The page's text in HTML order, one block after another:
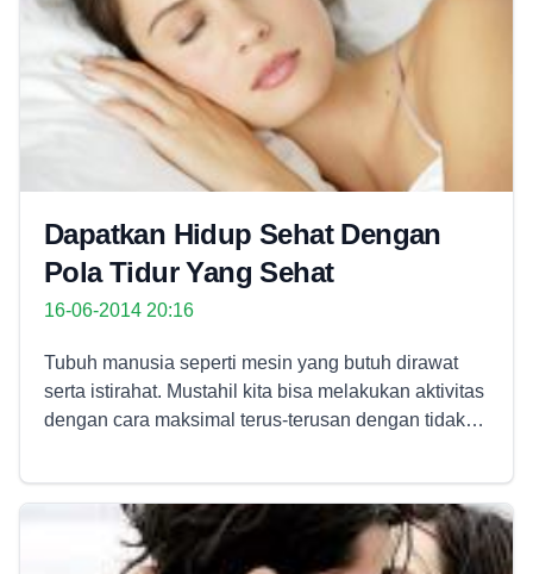
Dapatkan Hidup Sehat Dengan
Pola Tidur Yang Sehat
16-06-2014 20:16
Tubuh manusia seperti mesin yang butuh dirawat serta istirahat. Mustahil kita bisa melakukan aktivitas dengan cara maksimal terus-terusan dengan tidak terdapatnya waktu istirahat. Istirahat yang disebut di sini ialah tak sebatas berhenti melakukan aktivitas tetapi, yang terkait lebih jauh dengan sistem metabolisme untuk tubuh yakni tidur. Sepanjang kita tidur, tubuh menukar beberapa sel yang rusak dengan yang baru sesudah melakukan aktivitas seharian. Malam hari ialah saat paling baik untuk tidur. Saat kita bangun dalam keadaan segar-bugar serta tak mengantuk di siang hari, berarti kita telah tidur dengan sehat. Rutinitas tidur yang baik bakal menjanjikan tidur yang nyaman. Lakukan untuk tidur diwaktu-waktu yang sama. Karena Anda sudah men-set jam biologis untuk beristirahat. Semenjak sudah biasa, kantuk akan tiba dengan sendirinya pada jam-jam itu. Pakai Jam Alarm atau Jam Weker semacam alat Pengingat Jam Tidur Anda serta bukan hanya semacam alat penunjuk waktu yang anda pakai untuk bangunkan Anda dari tidur. Â Baca juga :Â Waspadai Kanker Usus Mengincar Anda Faedah Tidur Untuk Kesehatan : 1. Meregenerasi sel-sel Tidur ialah saat untuk tubuh untuk melakukan perbaikan rusaknya sel â€“ sel tubuh disebabkan stres, cahaya ultra violet, serta paparan-paparan beresiko yang lain. Beberapa sel dalam tubuh menghasilkan protein lebih banyak saat tidur. Protein ini bermanfaat untuk melakukan perbaikan kerusakaan-kerusakan tadi. 2. Tidur bisa mencegah kanker Orang yang bekerja malam bakal lebih berikiso terkena kanker payudara serta kanker usus besar. Sejumlah peneliti berkeyakinan bahwasanya kaitan ini dikarenakan perbedaan melatonin pada orang yang terpapar sinar saat malam hari. Paparan sinar kurangi kandungan Hormon Melatonin, yakni satu diantara hormon kekebalan tubuh yang berperan dapat memerangi serta mencegah beragam penyakit terhitung kanker payudara serta kanker prostat. Yakinkan supaya kamar Anda gelap waktu tidur lantaran menolong tubuh Anda menghasilkan melatonin. 3. Tubuh Beristirahat Dalam tidur sangat mungkin tubuh untuk beristirahat dari kelelahan disebabkan kerja seharian, tidur dapat juga bikin hormon perkembangan jadi lebih lancar serta kekebalan tubuh melawan penyakit jadi lebih meningkat dan kekuatan fisik serta konsentrasipun jadi tambah. 4. Tidur bisa kurangi stres Saat tubuh Anda kurang tidur, serta hal semacam itu bakal memancing stres. Manfaat tubuh bakal ada pada keadaan amat waspada yang bakal menyebabkan kenaikan tensi darah serta pelepasan hormon stres. Tensi darah yang tinggi bakal menambah kemungkinan terkena serangan jantung serta stroke. Tidak disangkal lagi, saat anda tidur maka beberapa masalah yang anda pikirkan sesaat menghilang. Sedang orang yang menderita insomnia menghasilkan hormon stres yang lebih tinggi dibanding mereka yang tidak insomnia. Â Baca juga :Â Inilah Cara Alami Agar Anda Awet Muda 5. Tidur bisa kurangi peradangan Penambahan hormon stres bakal menambah tingkat peradangan pada tubuh Anda, akan membuat resiko yang semakin besar pada kanker serta diabetes. Peradangan dilihat semacam satu diantara pemicu keadaan tubuh terlihat cepat tua. Oleh karenanya, orang yang kurang tidur bakal lebih cepat terlihat tua. 6. Menambah daya ingat Jika anda terasa kesusahan untuk berkonsentrasi di tempat kerja, maka kemungkinan anda kurang tidur saat malam hari. Kurang tidur kerap mengakibatkan persoalan memori pada satu fakta atau peristiwa yang dihadapi maupun dalam suatu pembicaraan. Satu diantara faedah paling besar dari tidur adalah sangat mungkin otak mempunyai daya pikir tambah baik dalam terima satu hal atau pengetahuan baru dan menambah efisiensi daya kerja otak. 7. Tidur bisa kurangi resiko depresi Tidur benar-benar punya pengaruh besar pada zat-zat kimia dalam tubuh kita, misalnya serotonin. Hormon ini berperan mengontrol mood atau situasi hati, nafsu makan serta tidur. Orang yang kekurangan serotonin bakal lebih mudah terkena depresi. Anda bisa mencengah depresi dengan menjamin tidur sepanjang 7-8 jam tiap-tiap malam. 8. Tidur melakukan perbaikan tubuh Tubuh dapat membuahkan molekul protein pelengkap waktu anda tengah tidur yang menolong tubuh memperkuat kekuatan untuk melawan infeksi serta terus sehat. Tidur juga memperkuat system imun atau kekebalan dalam tubuh. 9. Bikin kulit jadi cerah Stres mental yang disebabkan oleh kurang tidur bisa bikin pembuluh darah dalam tubuh jadi mengkerut, hingga darah yang dipompa keseluruh tubuh jadi menyusut. Aliran darah yang lancar bisa membuahkan warna kulit yang cerah lantaran pembuluh darah di wajah benar-benar dekat dengan permukaan kulit. Kecuali itu stres yang disebabkan kurang tidur dapat juga membuahkan minyak yang terlalu berlebih di wajah, membuatnya jadi lebih rawan pada masalah jerawat, bikin kulit jadi lebih cepat kendur serta berkerut sebelum saat waktunya, lantaran kulit tak bisa menjaga kelembapan alaminya yang membuat perlindungan kulit dari cahaya matahari serta polusi. 10. Bikin mata terlihat lebih cerah Mata bakal jadi kering serta iritasi bila kelopak mata tak terpejam dalam kurun waktu yang cukup lama. Kekurangan tidur bisa menyebabkan kelelahan, memperlambat aliran darah didalam kulit yang setipis kertas di sekitar mata, ini mengakibatkan lingkaran gelap dibawah mata, menyebabkan mata tampak tak indah. 11. Bikin rambut lebih sehat serta berkilau Nutrisi yang berguna ke akar rambut bisa terkikis lantaran kurangnya tidur pada malam hari sehinga bikin tubuh senantiasa ada dalam keadaan gawat, hingga memaksa tubuh untuk keluarkan tenaga dalam jumlah yang terbatas, walau sebenarnya tenaga ini dapat menyuplai banyak nutrisi ke akar rambut. Tidak adanyaÂ nutrisi yang cukup rambut bakal terlihat kusam serta gampang patah. 12. Bikin tubuh jadi lebih ramping Satu fakta yang mencengangkan untuk banyak wanita ialah kurang tidur bisa bikin berat tubuh jadi naik. Kurang tidur bisa memperlambat metabolisme tubuh hingga pembakaran kalori dalam tubuh jadi lambat. Kurang tidur juga memperlambat produksi hormon perkembangan, yakni hormon yang merubah lemak jadi bahan bakar, itu bermakna kurangnya hormon perkembangan bakal bikin lemak jadi semakin banyak. 13. Bikin semangat seharian Saat tubuh kurang tidur mood atau perasaan seorang condong bakal naik turun, kemampuan tidur yang terbatas mengakibatkan kemungkinan untuk menderita depresi serta cemas bakal lebih tinggi. Tidur malam bisa melakukan perbaikan mutu hidup anda. Oleh karenanya, tidur saat malam hari amat perlu jadi prioritas untuk dikerjakan dengan cara berkelanjutan. Jam tidur ideal orang dewasa tiap-tiap malamnya ialah 7 â€“ 8 jam /hari. Hal semacam ini tidak cuma bermanfaat pada kesehatan Anda pada pagi hari saja, namun kurangnya jam tidur dalam waktu lama bisa menambah persoalan pada kesehatan Anda. Faktanya, saat seorang tidur kurang dari 6-7 jam saban malam, imunitas tubuh bakal menyusut serta menambah resiko terjangkit penyakit. Di bawah ini problem kesehatan yang diakibatkan kurang tidur : 1. Daya Tahan Tubuh Menurun Tidur ialah sistem pergantian sel dari dalam. Apabila Anda kurang tidur, automatis ketahanan tubuh Anda melemah. Tubuh Anda bakal gampang diserang virus yang mudah sekalipun, flu serta batuk umpamanya. Sekalipun Anda mengatur pola makan, tiada disertai tidur yang berkwalitas, ketahanan tubuh Anda tak bakal sempurna. 2. Emosi Tak Stabil serta Susah Berpikir Tidur bisa turunkan tingkat stres, telah banyak riset yang membuktikannya. Kurang tidur bakal bikin otak Anda tak memperoleh jatah istirahat yang cukup. Anda bakal kerap menderita stress, kerap geram-marah tak karuan serta terlihat kerap murung di sela saat kesibukan anda keseharian. Tubuh Anda juga merasakan kelelahan lantaran tak memperoleh perbaikan alami yang berlangsung pada waktu tidur. Hal semacam ini sudah pasti bakal menyebabkan Anda jadi depresi disebabkan kelelahan. Emosi Anda jadi tak stabil serta konsentrasi Anda bakal alami penurunan. Anda bakal kesusahan untuk memikirkan serta memecahkan persoalan, juga untuk persoalan yang paling mudah sekalipun. Anda juga jadi pelupa, gampang pikun serta asal-asalan disebabkan kurang tidur. 3. Menyebabkan Kegemukan serta Diabetes Rutinitas tidur sampai larut malam serta kurang tidur menyebabkan pada masalah tingkat gula darah serta produksi leptin. Leptin ialah hormon yang bermanfaat untuk membendung nafsu makan. Jika Anda kekurangan tidur, maka tubuh bakal kurang membuahkan leptin. Inilah yang mengakibatkan Anda kerap lapar pada waktu tidur sampai larut malam atau lapar selama siang. Apabila hal semacam ini berlangsung, Anda condong untuk melirik camilan yang banyak memiliki kandungan glukosa, lemak, serta karbohidrat. Karena, tubuh bakal menumpuk zat-zat itu serta mengacaukan tingkat gula darah, hingga Anda lebih rawan diserang diabetes. Kegemukan juga adalah pengaruh buruk dari penentuan makanan tak sehat disebabkan berkurangnya hormon leptin. 4. Mempertaruhkan Nyawa Bila anda seseorang pekerja yang perlu menggunakan mobil serta motor. Anda mesti memiliki istirahat yang cukup pada malam hari. Ini karena, bila anda kurang tidur pada malam hari, maka bisa di pastikan konsentrasi anda saat menyetir bakal merasakan penurunan. Anda kehilangan konsentrasi di tengah-tengah banyak kendaraan di samping kiri, kanan, belakang, depan anda. Ingat nyawa taruhannya, disebabkan kurang tidur. 5. Beresiko tak baik untuk kulit serta mata anda Dalam hal semacam ini, kulit anda bakal terlihat pucat serta kusam dan kerutan halus yang terlihat pada kulit serta mata anda tampak bengkak. Langkah paling baik untuk mengenal apakah anda telah mencukupi keperluan tidur anda ialah dengan mengevaluasi apa yang anda rasakan waktu melalui hari. Bila anda tidur dalam jumlah yang cukup, maka anda bakal terasa memiliki energi serta waspada seharian, dimulai dari waktu bangun, hingga ke waktunya untuk kembali tidur. Kwalitas tidur anda memiliki pengaruh langsung pada mutu kehidupan anda, terhitung ketajaman mental, produktivitas, keseimbangan e